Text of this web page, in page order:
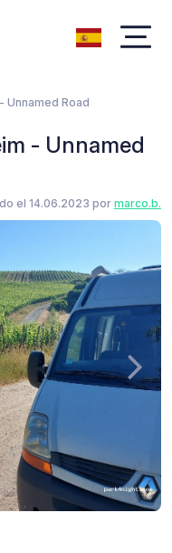
Unnamed Road
- Unnamed
el 14.06.2023 pormarco.b.